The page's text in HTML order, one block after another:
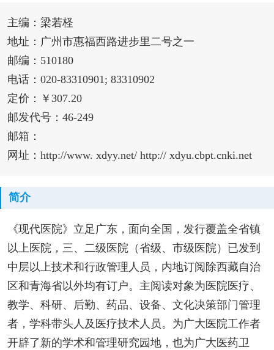
主编：梁若柽
地址：广州市惠福西路进步里二号之一
邮编：510180
电话：020-83310901; 83310902
定价：￥307.20
邮发代号：46-249
邮箱：
网址：http://www. xdyy.net/ http:// xdyu.cbpt.cnki.net
简介
《现代医院》立足广东，面向全国，发行覆盖全省镇
以上医院，三、二级医院（省级、市级医院）已发到
中层以上技术和行政管理人员，内地订阅除西藏自治
区和青海省以外均有订户。主阅读对象为医院医疗、
教学、科研、后勤、药品、设备、文化决策部门管理
者，学科带头人及医疗技术人员。为广大医院工作者
开辟了新的学术和管理研究园地，也为广大医药卫